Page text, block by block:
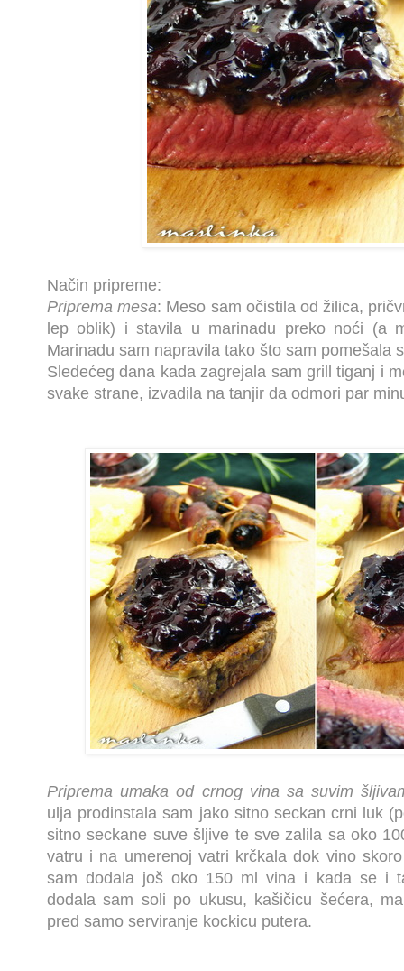
Način pripreme:
Priprema mesa: Meso sam očistila od žilica,
lep oblik) i stavila u marinadu preko noći (a
Marinadu sam napravila tako što sam pomešala
Sledećeg dana kada zagrejala sam grill tiganj i
svake strane, izvadila na tanjir da odmori par
Priprema umaka od crnog vina sa suvim
ulja prodinstala sam jako sitno seckan crni luk
sitno seckane suve šljive te sve zalila sa oko
vatru i na umerenoj vatri krčkala dok vino
sam dodala još oko 150 ml vina i kada se i
dodala sam soli po ukusu, kašičicu šećera,
pred samo serviranje kockicu putera.